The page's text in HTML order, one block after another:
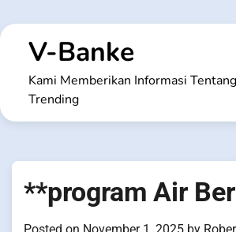
to
contentV-Banke
Kami Memberikan Informasi
Trending
**program Air